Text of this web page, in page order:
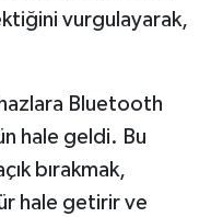
vurgulayarak,
Bluetooth
hale geldi. Bu
bırakmak,
hale getirir ve